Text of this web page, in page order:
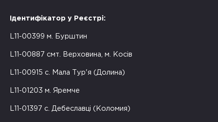
Ідентифікатор у Реєстрі:
L11-00399 м. Бурштин
L11-00887 смт. Верховина, м. Косів
L11-00915 с. Мала Тур'я (Долина)
L11-01203 м. Яремче
L11-01397 с. Дебеславці (Коломия)